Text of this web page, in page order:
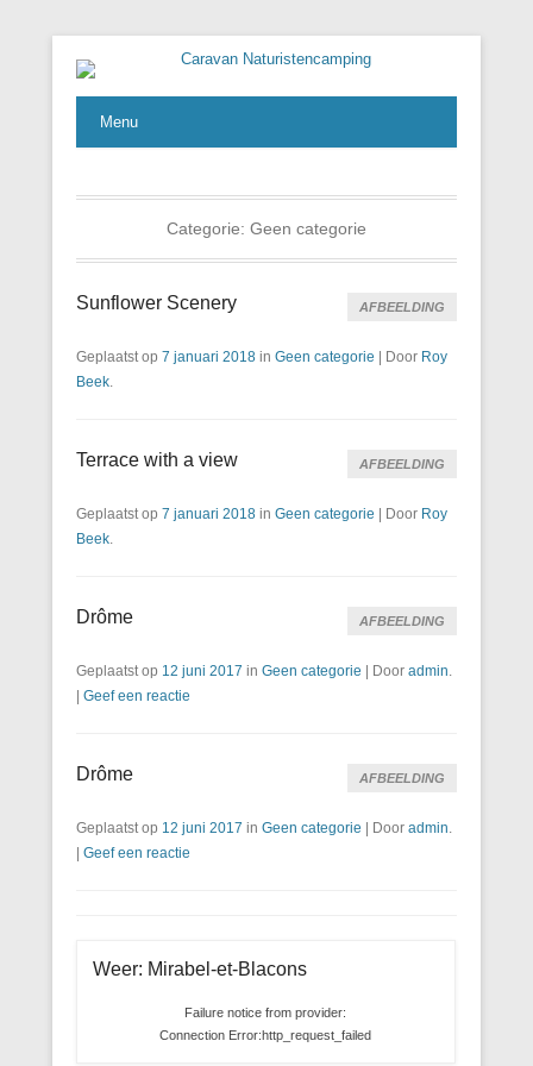
Caravan Naturistencamping
Menu
Categorie: Geen categorie
Sunflower Scenery AFBEELDING
Geplaatst op 7 januari 2018 in Geen categorie Door Roy
Beek.
Terrace with a view AFBEELDING
Geplaatst op 7 januari 2018 in Geen categorie Door Roy
Beek.
Drôme AFBEELDING
Geplaatst op 12 juni 2017 in Geen categorie Door admin.
Geef een reactie
Drôme AFBEELDING
Geplaatst op 12 juni 2017 in Geen categorie Door admin.
Geef een reactie
Weer: Mirabel-et-Blacons
Failure notice from provider:
Connection Error:http_request_failed